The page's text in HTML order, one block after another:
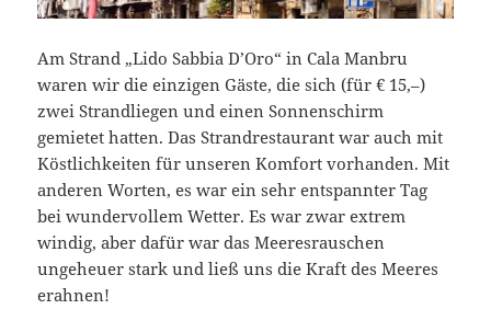
Am Strand „Lido Sabbia D’Oro“ in Cala Manbru
waren wir die einzigen Gäste, die sich (für € 15,–)
zwei Strandliegen und einen Sonnenschirm
gemietet hatten. Das Strandrestaurant war auch mit
Köstlichkeiten für unseren Komfort vorhanden. Mit
anderen Worten, es war ein sehr entspannter Tag
bei wundervollem Wetter. Es war zwar extrem
windig, aber dafür war das Meeresrauschen
ungeheuer stark und ließ uns die Kraft des Meeres
erahnen!